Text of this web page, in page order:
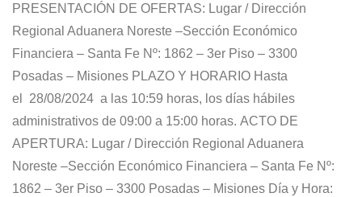
PRESENTACIÓN DE OFERTAS: Lugar / Dirección
Regional Aduanera Noreste –Sección Económico
Financiera – Santa Fe Nº: 1862 – 3er Piso – 3300
Posadas – Misiones PLAZO Y HORARIO Hasta
el 28/08/2024 a las 10:59 horas, los días hábiles
administrativos de 09:00 a 15:00 horas. ACTO DE
APERTURA: Lugar / Dirección Regional Aduanera
Noreste –Sección Económico Financiera – Santa Fe Nº:
1862 – 3er Piso – 3300 Posadas – Misiones Día y Hora: